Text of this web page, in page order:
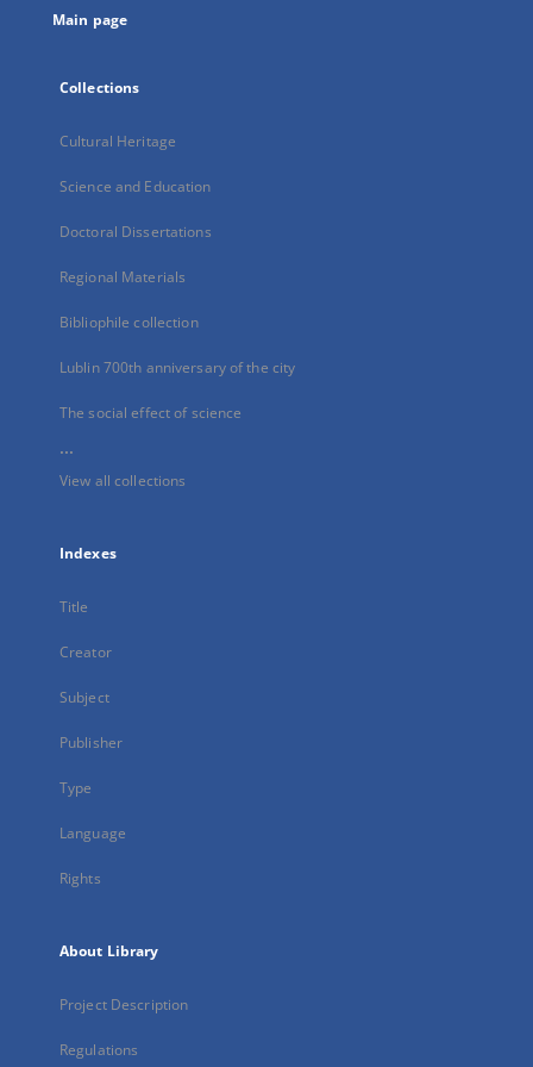
Main page
Collections
Cultural Heritage
Science and Education
Doctoral Dissertations
Regional Materials
Bibliophile collection
Lublin 700th anniversary of the city
The social effect of science
...
View all collections
Indexes
Title
Creator
Subject
Publisher
Type
Language
Rights
About Library
Project Description
Regulations